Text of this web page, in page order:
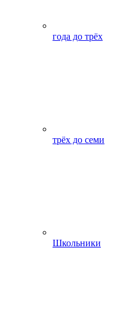
года до трёх
трёх до семи
Школьники